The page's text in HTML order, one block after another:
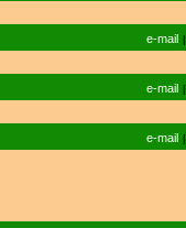
e-mail |
e-mail |
e-mail |